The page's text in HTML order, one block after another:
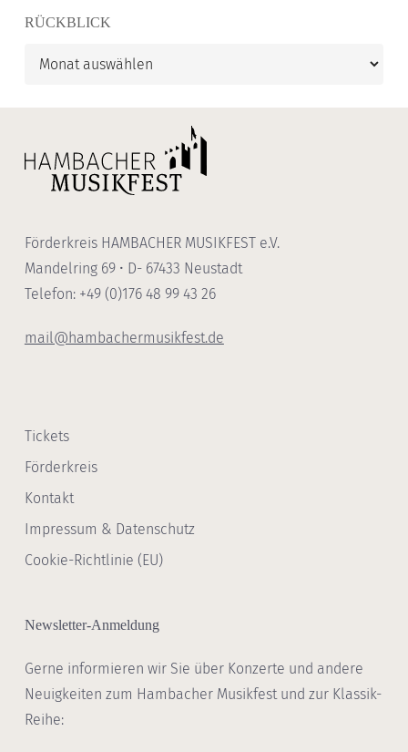
RÜCKBLICK
Rückblick
Förderkreis HAMBACHER MUSIKFEST e.V.
Mandelring 69 • D- 67433 Neustadt
Telefon: +49 (0)176 48 99 43 26
mail@hambachermusikfest.de
Tickets
Förderkreis
Kontakt
Impressum & Datenschutz
Cookie-Richtlinie (EU)
Newsletter-Anmeldung
Gerne informieren wir Sie über Konzerte und andere
Neuigkeiten zum Hambacher Musikfest und zur Klassik-
Reihe: